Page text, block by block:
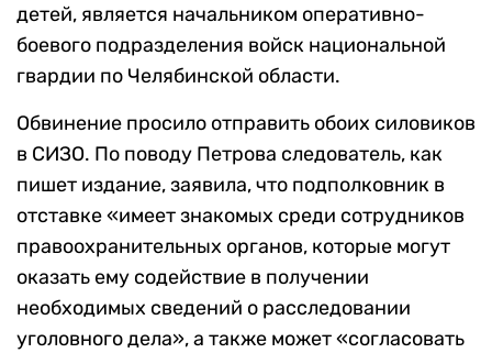
детей, является начальником оперативно-
боевого подразделения войск национальной
гвардии по Челябинской области.
Обвинение просило отправить обоих силовиков
в СИЗО. По поводу Петрова следователь, как
пишет издание, заявила, что подполковник в
отставке «имеет знакомых среди сотрудников
правоохранительных органов, которые могут
оказать ему содействие в получении
необходимых сведений о расследовании
уголовного дела», а также может «согласовать